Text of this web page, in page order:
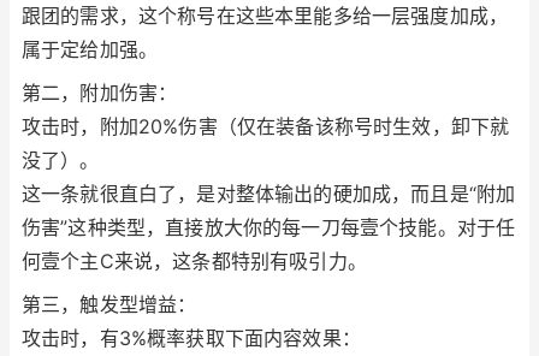
跟团的需求，这个称号在这些本里能多给一层强度加成，
属于定给加强。
第二，附加伤害：
攻击时，附加20%伤害（仅在装备该称号时生效，卸下就
没了）。
这一条就很直白了，是对整体输出的硬加成，而且是“附加
伤害”这种类型，直接放大你的每一刀每壹个技能。对于任
何壹个主C来说，这条都特别有吸引力。
第三，触发型增益：
攻击时，有3%概率获取下面内容效果：